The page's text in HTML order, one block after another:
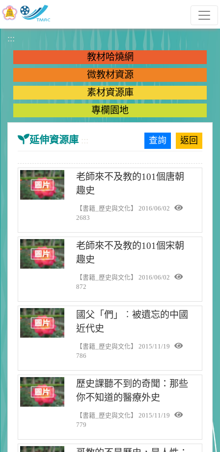
跳到主要內容
:::
教材哈燒網
微教材資源
素材資源庫
專欄園地
延伸資源庫 ::: 查詢 返回
老師來不及教的101個唐朝
趣史
【書籍_歷史與文化】 2016/06/02
2683
老師來不及教的101個宋朝
趣史
【書籍_歷史與文化】 2016/06/02
872
國父「們」︰被遺忘的中國
近代史
【書籍_歷史與文化】 2015/11/19
786
歷史課聽不到的奇聞：那些
你不知道的醫療外史
【書籍_歷史與文化】 2015/11/19
779